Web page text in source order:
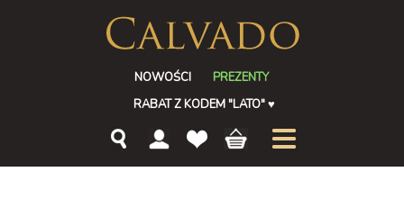
NOWOŚCI
PREZENTY
RABAT Z KODEM "LATO"♥